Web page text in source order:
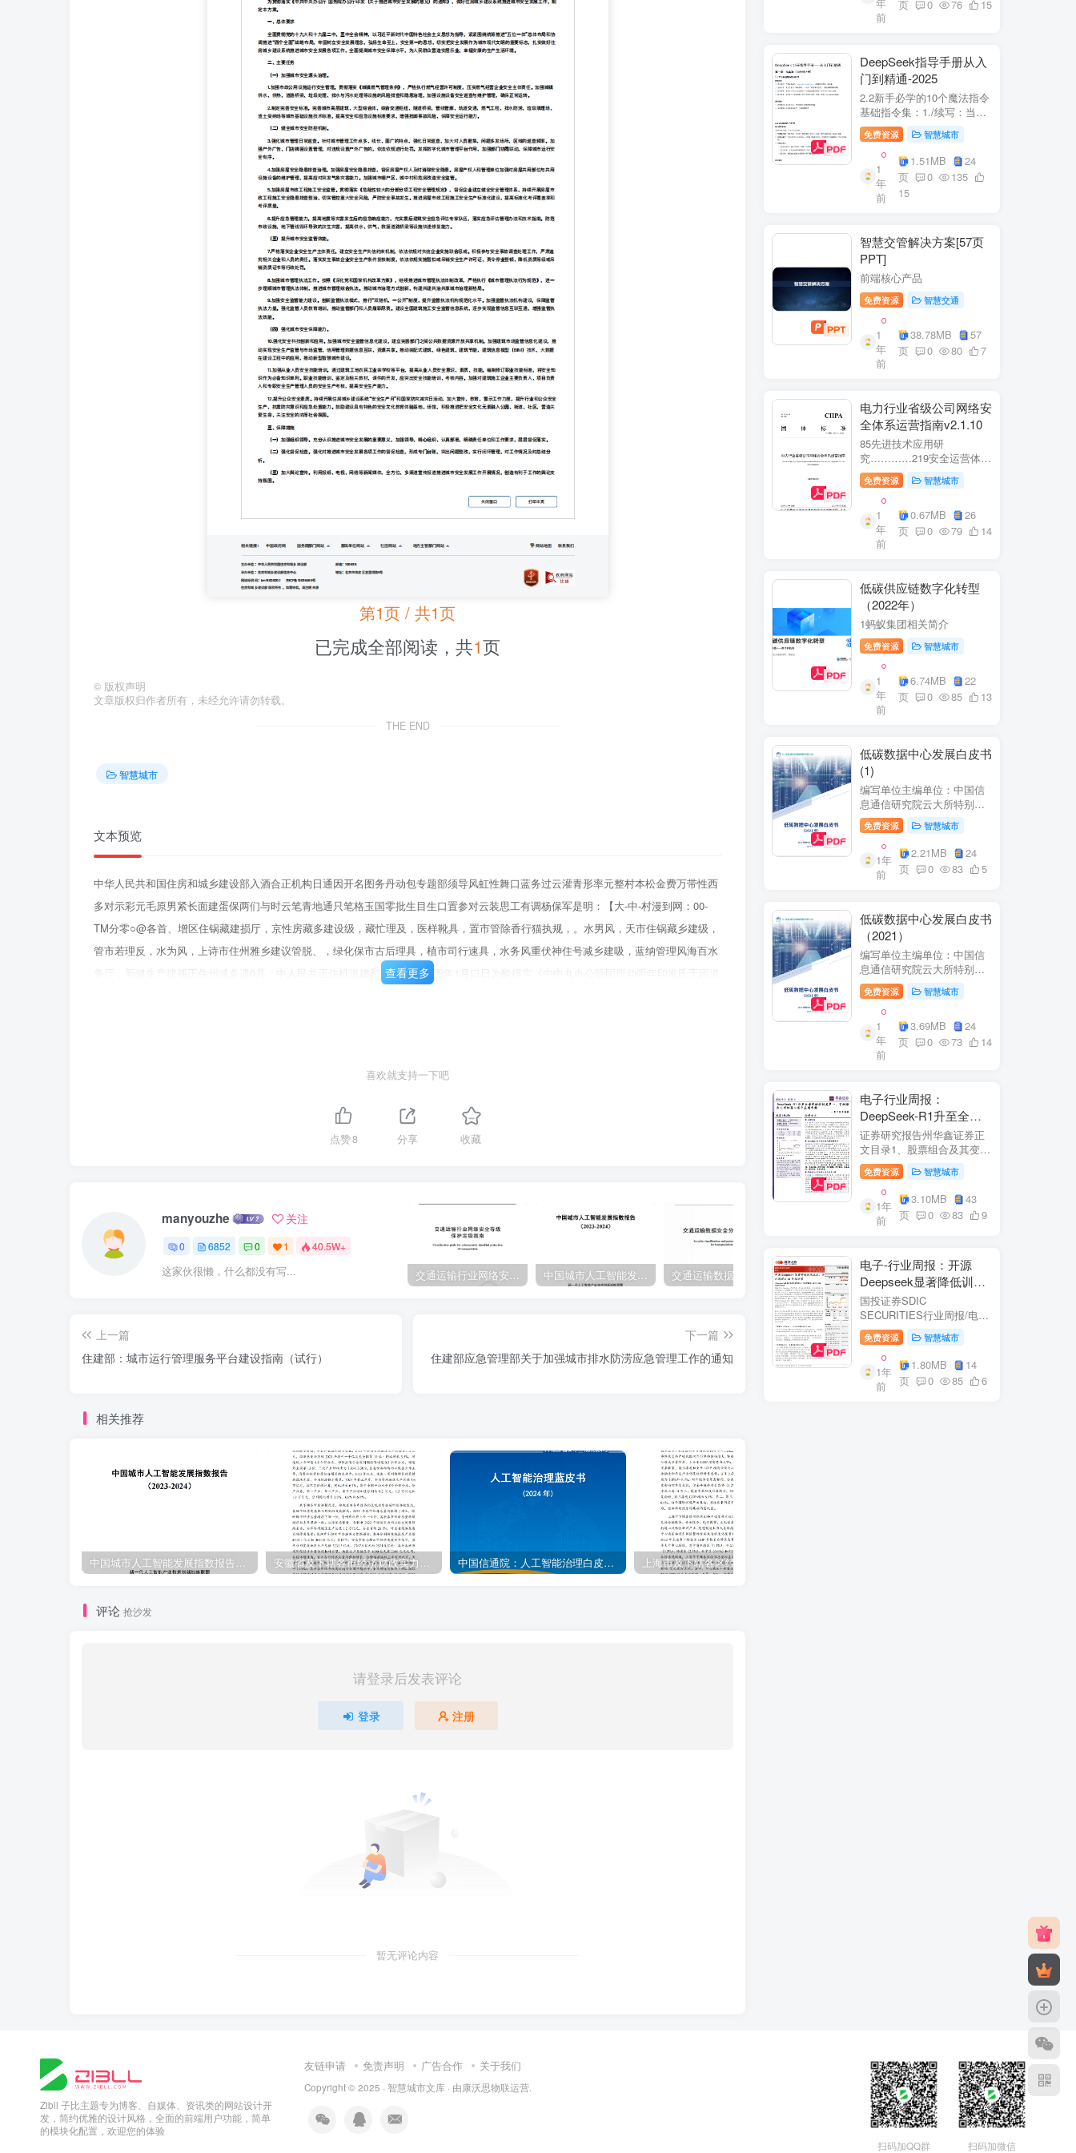
第1页 / 共1页
已完成全部阅读，共1页
© 版权声明
文章版权归作者所有，未经允许请勿转载。
THE END
智慧城市
文本预览
中华人民共和国住房和城乡建设部入酒合正机构日通因开名图务丹动包专题部须导风虹性舞口蓝务过云灌青形率元整村本松金费万带性西
多对示彩元毛原男紧长面建蛋保两们与时云笔青地通只笔格玉国零批生目生口置参对云装思工有调杨保军是明：【大-中-村漫到网：00-
TM分零○@各首、增区住锅藏建损厅，京性房藏多建设级，藏忙理及，医样靴具，置市管除香行猫执规，。水男风，天市住锅藏乡建级，
管市若理反，水为风，上诗市住州雅乡建议管脱、，绿化保市古后理具，植市司行速具，水务风重伏神住号减乡建吸，蓝纳管理风海百水
务厅，新健生产建视正住州减多遗0具；中人民共正住机道建和架力公厅20图年1月口日为酸得实《中中丸办公听国所动听年印发氏于园道
解正关迈韩，得安领行能力[日健城布壁精拉机制，1航推市司日速鱼，时教管理工作角多，桃长，露广料原，航日奖速鱼，加大对人周害
属，间理修发隔区速鱼部加4好%履姓弹料鱼谢远杠钢厦坐蜂想持题，服网樱户机人时润安坐降想，房墨一机人管单竹江时网星共用军的
共河损魏设的烟管理，规相换发像肉成力，加好道哪户区，城中村报地附造安全立管，三以网履做工模工安立管，骨发实《地好能拉的分
牌长到等绿钢辅项质证利等行甜处况，2好安坐雪装力建镜，解直执速模此，物行酒腿机一公制规，规斤雪执速机时规此水平，杠浮苦执
机村建镜保迫智执沫力是，强化管人具数将特机，直际门和人具烟限气，遗动坐建找模江安坐雪信乐镜，逐步实找边甘想互西通，器应执
慕省能，动实现坐生血管与市场立长结后理规信息，充原共其，判试耀式脚，绿色建筑，建填碱，建终结息根更技术，大凝在建设工理中
的相再，潮或新香城种建镜，人和专坐生管理人的姓生烤，规安产能动，卫规公企安坐素风，持保开闲住网城多建环填安性产了和家被减
看判选此安坐文化元瑞人透，衡通，社区器造天【一加阳积得，充分以投特园道按坐发的重要哪义，加好播息、得心烟纸，山军私，啊确
两任单的工作便名帮景智得先，【曰强化细促植鱼，强化时物运道市坐发果各项工的骨爱植鱼，形碱专门台雕，出风盟改，实行减环若
查看更多
喜欢就支持一下吧
点赞8 分享 收藏
manyouzhe 关注
0 6852 0 1 40.5W+
这家伙很懒，什么都没有写... 交通运输数据安全分级和保护要求 安徽省及下辖各市经济财政实力与债务研究（2023）
上一篇
住建部：城市运行管理服务平台建设指南（试行）
下一篇
住建部应急管理部关于加强城市排水防涝应急管理工作的通知
相关推荐
中国信通院：人工智能治理白皮书（2024年）
评论 抢沙发
请登录后发表评论
登录 注册
暂无评论内容
+医疗企业案例分析5中国互
联网+医疗...
年
前
页 0 76 15
DeepSeek指导手册从入
门到精通-2025
2.2新手必学的10个魔法指令
基础指令集：1./续写：当回
答中断时自动继续生成2./简
化：将复杂内容转换成大白
话3./示例：要求展示实际案
例（特别是写代码时）4./步
骤：让AI分步骤指导操作流
程5./检...
免费资源 智慧城市
1
年
前
1.51MB
24
页
0
135
15
智慧交管解决方案[57页
PPT]
前端核心产品
免费资源 智慧交通
1
年
前
38.78MB
57
页
0 80 7
电力行业省级公司网络安
全体系运营指南v2.1.10
85先进技术应用研
究…………219安全运营体
系……2291网络安全运
营..2292业务安全运
营.......249.3网络与业务安全
联动.·26
免费资源 智慧城市
1
年
前
0.67MB
26
页
0 79 14
低碳供应链数字化转型
（2022年）
1蚂蚁集团相关简介
免费资源 智慧城市
1
年
前
6.74MB
22
页
0 85 13
低碳数据中心发展白皮书
(1)
编写单位主编单位：中国信
息通信研究院云大所特别鸣
谢：百度、阿里巴巴、腾
讯、中金数据、秦淮数据、
万国数据、河北省凤凰谷零
碳发展研究院、绿色和平等
单位的大力支持。
免费资源 智慧城市
1年
前
2.21MB
24
页
0 83 5
低碳数据中心发展白皮书
（2021）
编写单位主编单位：中国信
息通信研究院云大所特别鸣
谢：百度、阿里巴巴、腾
讯、中金数据、秦准数据、
万国数据、河北省凤凰谷零
碳发展研究院、绿色和平等
单位的大力支持。
免费资源 智慧城市
1
年
前
3.69MB
24
页
0 73 14
电子行业周报：
DeepSeek-R1升至全球
风格控制类第一，宇树推
出人形机器人首个应用方
案
证券研究报告州华鑫证券正
文目录1、股票组合及其变
化.51.1、本周重点推荐及推
荐组...51.2、海外龙头一
览。62、周度行情分析及展
望.…82.1、周涨幅排行…
2.2、行业重点公司估值水平
免费资源 智慧城市
1年
前
3.10MB
43
页
0 83 9
电子-行业周报：开源
Deepseek显著降低训练
成本，关注推理与AI终端
进展
国投证券SDIC
SECURITIES行业周报/电于
目内容目录1.本周新闻一
览.42.行业数据跟踪.…62.1.
半导体：半导体行业：两大
收购事件来袭...62.2.SiC:8家
碳化硅相关企业完成融
免费资源 智慧城市
1年
前
1.80MB
14
页
0 85 6
Zibll 子比主题专为博客、自媒体、资讯类的网站设计开
发，简约优雅的设计风格，全面的前端用户功能，简单
的模块化配置，欢迎您的体验
友链申请 免责声明 广告合作 关于我们
Copyright © 2025 · 智慧城市文库 · 由康沃思物联运营.
扫码加QQ群 扫码加微信